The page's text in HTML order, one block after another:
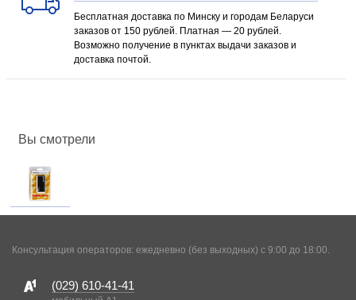
Бесплатная доставка по Минску и городам Беларуси
заказов от 150 рублей. Платная — 20 рублей.
Возможно получение в пунктах выдачи заказов и
доставка почтой.
Вы смотрели
Консультация операторов: ежедневно (без выходных) с 9:00 до 18:00.
(029) 610-41-41